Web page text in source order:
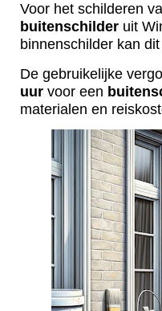
Voor het schilderen
buitenschilder uit
binnenschilder kan
De gebruikelijke
uur voor een
materialen en